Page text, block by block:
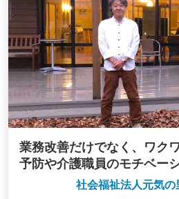
業務改善だけでなく、ワク
予防や介護職員のモチベー
社会福祉法人元気の